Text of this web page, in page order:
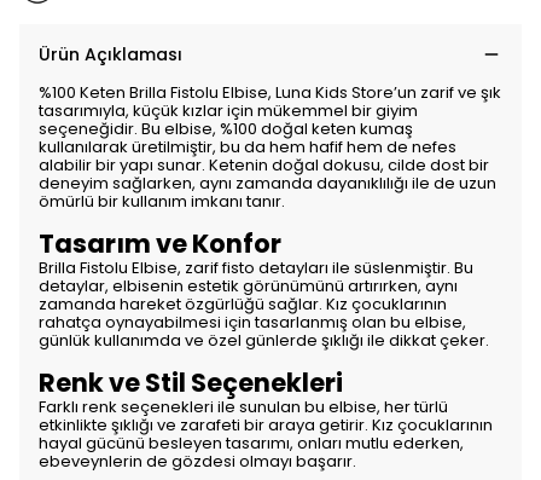
Ürün Açıklaması
%100 Keten Brilla Fistolu Elbise, Luna Kids Store’un zarif ve şık
tasarımıyla, küçük kızlar için mükemmel bir giyim
seçeneğidir. Bu elbise, %100 doğal keten kumaş
kullanılarak üretilmiştir, bu da hem hafif hem de nefes
alabilir bir yapı sunar. Ketenin doğal dokusu, cilde dost bir
deneyim sağlarken, aynı zamanda dayanıklılığı ile de uzun
ömürlü bir kullanım imkanı tanır.
Tasarım ve Konfor
Brilla Fistolu Elbise, zarif fisto detayları ile süslenmiştir. Bu
detaylar, elbisenin estetik görünümünü artırırken, aynı
zamanda hareket özgürlüğü sağlar. Kız çocuklarının
rahatça oynayabilmesi için tasarlanmış olan bu elbise,
günlük kullanımda ve özel günlerde şıklığı ile dikkat çeker.
Renk ve Stil Seçenekleri
Farklı renk seçenekleri ile sunulan bu elbise, her türlü
etkinlikte şıklığı ve zarafeti bir araya getirir. Kız çocuklarının
hayal gücünü besleyen tasarımı, onları mutlu ederken,
ebeveynlerin de gözdesi olmayı başarır.